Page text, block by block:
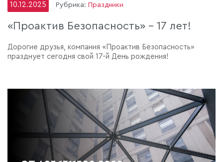
10.12.2025 Рубрика: Праздники
«Проактив Безопасность» - 17 лет!
Дорогие друзья, компания «Проактив Безопасность»
празднует сегодня свой 17-й День рождения!